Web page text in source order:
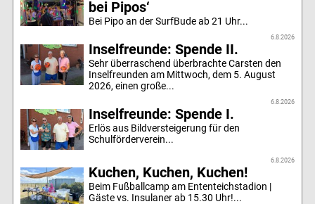
bei Pipos‘
Bei Pipo an der SurfBude ab 21 Uhr...
6.8.2026
Inselfreunde: Spende II.
Sehr überraschend überbrachte Carsten den
Inselfreunden am Mittwoch, dem 5. August
2026, einen große...
6.8.2026
Inselfreunde: Spende I.
Erlös aus Bildversteigerung für den
Schulförderverein...
6.8.2026
Kuchen, Kuchen, Kuchen!
Beim Fußballcamp am Ententeichstadion |
Gäste vs. Insulaner ab 15.30 Uhr!...